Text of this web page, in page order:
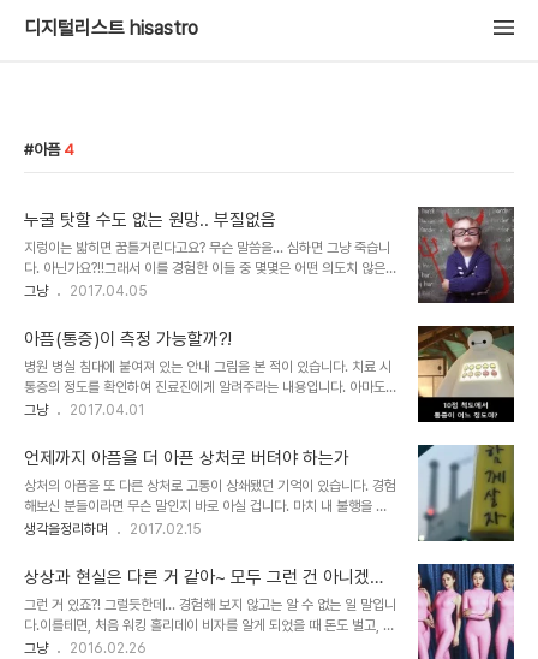
디지털리스트 hisastro
아픔 4
누굴 탓할 수도 없는 원망.. 부질없음
지렁이는 밟히면 꿈틀거린다고요? 무슨 말씀을... 심하면 그냥 죽습니
다. 아닌가요?!!그래서 이를 경험한 이들 중 몇몇은 어떤 의도치 않은
것이라도 누군가에겐 돌이킬 수 없는 상처가 된다는 것을 되새기게 합
주 개구진 녀석이 있었습니다. 그 어린놈이 뭔 생각이나 있었겠습니까
마는 그 생각 없는 녀석이 저지르는 불특정 다수를 향한 장난은 장난으
로만 치부할 수 없습니다. 모든 행위가 그랬다고 할 수는 없겠지만. 그
나마 그 장난의 폐해가 겉으로 불거지기라도 하면 다행입니다. 문제는
드러나지도 않으면서 개인이 떠안아야 하는 피해입니다. 잊힌 듯하다
을 일일지 몰라도 잊힐만하면 도지는..
그냥 2017.04.05
아픔(통증)이 측정 가능할까?!
병원 병실 침대에 붙여져 있는 안내 그림을 본 적이 있습니다. 치료 시
통증의 정도를 확인하여 진료진에게 알려주라는 내용입니다. 아마도
보신 분들이 적지 않을 거라고 생각합니다. 보통 1에서 10단계까지로
까?! 문득 이를 생각해내고 그 생각에 수긍한 이들을 찾아 실제 실험해
봤으면 싶다는 생각이 들었습니다. 기회가 닿지 않아 아직까지 실천으
로 옮기지 못했지만 지금도 여전히 그 궁금함은 가시질 않습니다. 아니
정말 이걸 생각해 낸 이들 그리고 이 생각을 듣고 공감했으니 이런 안
내 그림을 대량으로 인쇄하여 부착했을 텐데… 그 똑똑하다고 하는 사
도 아닌 듯한데... 위 ..
그냥 2017.04.01
언제까지 아픔을 더 아픈 상처로 버텨야 하는가
상처의 아픔을 또 다른 상처로 고통이 상쇄됐던 기억이 있습니다. 경험
해보신 분들이라면 무슨 말인지 바로 아실 겁니다. 마치 내 불행을 더
큰 불행의 타인을 보면서 위안을 삼는 아이러니... 그래도 이런 정도라
은 듯할 수도 있을지 모릅니다. 타인의 불행이 행복의 기준일 수밖에
없는 이유 그런데, 우리가 사회 현실 속에서 감정적으로 느끼는 아픔이
라면 얘긴 다르다고 봅니다. 용산참사, 쌍용차 해고 노동자들의 죽음,
가습기 사고, 세월호 참사… 일일이 거론하기도 어려울 뿐만 아니라 이
젠 섣불리 아프다는 소리조차 쉽지 않은 현실. 왜 이래야만 하는 걸까
생각을정리하며 2017.02.15
상상과 현실은 다른 거 같아~ 모두 그런 건 아니겠지
만...
그런 거 있죠?! 그럴듯한데... 경험해 보지 않고는 알 수 없는 일 말입니
다.이를테면, 처음 워킹 홀리데이 비자를 알게 되었을 때 돈도 벌고, 영
어도 배울수 있는 너무도 좋은 일석이조의 기회라고... 하지만 실제 현
그냥 2016.02.26